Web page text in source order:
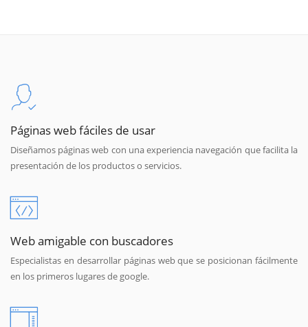
Páginas web fáciles de usar
Diseñamos páginas web con una experiencia navegación que facilita la
presentación de los productos o servicios.
Web amigable con buscadores
Especialistas en desarrollar páginas web que se posicionan fácilmente
en los primeros lugares de google.